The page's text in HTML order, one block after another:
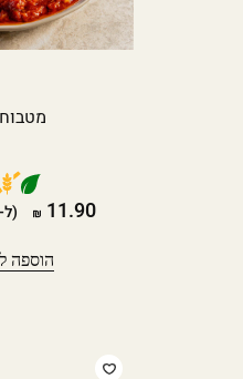
11.90 (ל-100 גרם)
הוספה